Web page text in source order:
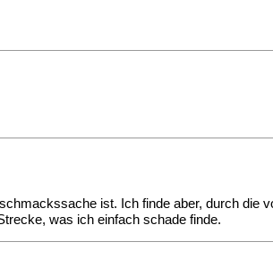
ist. Ich finde aber, durch die
was ich einfach schade finde.